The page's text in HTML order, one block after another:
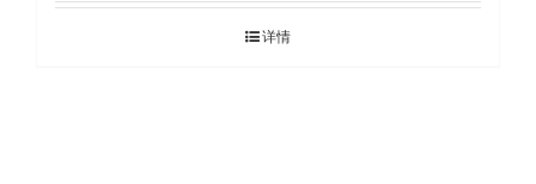
详情